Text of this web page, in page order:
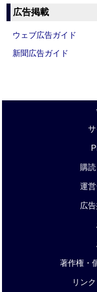
広告掲載
ウェブ広告ガイド
新聞広告ガイド
購
運
広
著作権・
リン